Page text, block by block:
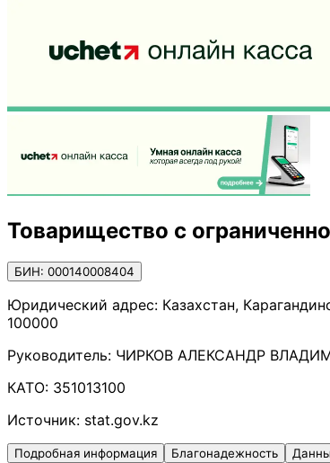
Товарищество с
БИН: 000140008404
Юридический адрес: Казахстан,
100000
Руководитель: ЧИРКОВ АЛЕКСАНДР
КАТО: 351013100
Источник: stat.gov.kz
Подробная информация Благонадежность